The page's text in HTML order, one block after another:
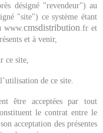
désigné "revendeur") au
"site") ce système étant
www. cmsdistribution .fr et
et à venir,
ce site,
de ce site.
être acceptées par tout
le contrat entre le
acceptation des présentes